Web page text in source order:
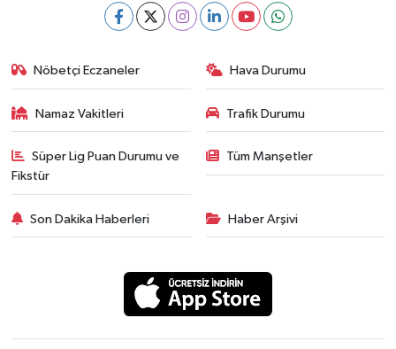
Nöbetçi Eczaneler Hava Durumu
Namaz Vakitleri Trafik Durumu
Süper Lig Puan Durumu ve
Fikstür
Tüm Manşetler
Son Dakika Haberleri Haber Arşivi